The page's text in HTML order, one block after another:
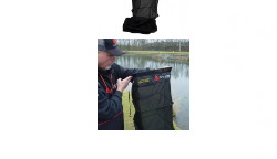
Nade si Momeli
Accesorii Monturi